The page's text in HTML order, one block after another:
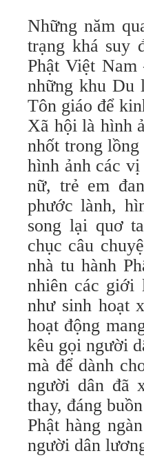
Những năm
trạng khá suy
Phật Việt
những khu Du
Tôn giáo để
Xã hội là hình
nhốt trong
hình ảnh các vị
nữ, trẻ em
phước lành,
song lại quơ
chục câu
nhà tu hành
nhiên các giới
như sinh hoạt
hoạt động
kêu gọi người
mà để dành
người dân đã
thay, đáng
Phật hàng
người dân